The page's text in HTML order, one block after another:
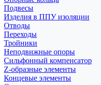
Подвесы
Изделия в ППУ изоляции
Отводы
Переходы
Тройники
Неподвижные опоры
Cильфонный компенсатор
Z-образные элементы
Концевые элементы